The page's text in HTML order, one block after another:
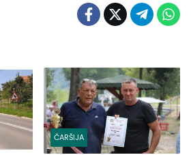
ČARŠIJA